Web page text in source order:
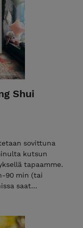
koska ne
erilaisia
ajanjaksojen
lisäksi katson
vaikutuksia sekä
vuosi vaikuttaa
PDF tiedostona
Shui
sovittuna
kutsun
tapaamme.
90 min (tai